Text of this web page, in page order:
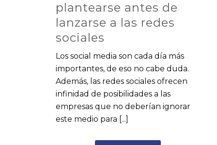
plantearse antes de
lanzarse a las redes
sociales
Los social media son cada día más
importantes, de eso no cabe duda.
Además, las redes sociales ofrecen
infinidad de posibilidades a las
empresas que no deberían ignorar
este medio para [...]